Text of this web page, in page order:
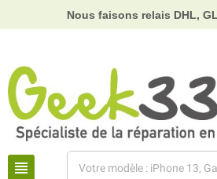
Nous faisons relais DHL,
view_headline